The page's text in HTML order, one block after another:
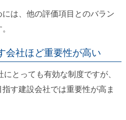
は、他の評価項目とのバラン
社ほど重要性が高い
とっても有効な制度ですが、
す建設会社では重要性が高ま